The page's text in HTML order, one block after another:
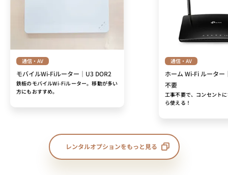
通信・AV
モバイルWi-Fiルーター｜U3 DOR2
鉄板のモバイルWi-Fiルーター。移動が多い
方にもおすすめ。
通信・AV
ホーム Wi-Fi ルータ
不要
工事不要で、コンセント
ら使える！
レンタルオプションをもっと見る